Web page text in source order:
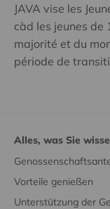
JAVA vise les
càd les jeunes de
majorité et du
période de
Alles, was Sie
Vorteile genießen
Unterstützung der